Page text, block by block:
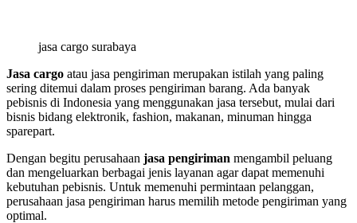
jasa cargo surabaya
Jasa cargo atau jasa pengiriman merupakan istilah yang paling
sering ditemui dalam proses pengiriman barang. Ada banyak
pebisnis di Indonesia yang menggunakan jasa tersebut, mulai dari
bisnis bidang elektronik, fashion, makanan, minuman hingga
sparepart.
Dengan begitu perusahaan jasa pengiriman mengambil peluang
dan mengeluarkan berbagai jenis layanan agar dapat memenuhi
kebutuhan pebisnis. Untuk memenuhi permintaan pelanggan,
perusahaan jasa pengiriman harus memilih metode pengiriman yang
optimal.